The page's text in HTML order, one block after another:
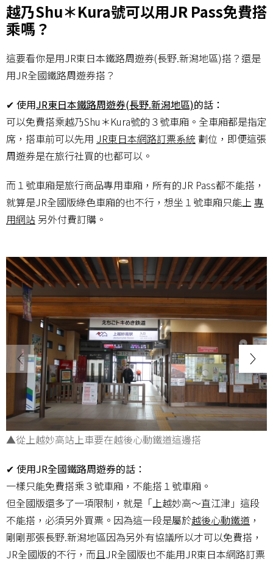
越乃Shu＊Kura號可以用JR Pass免費搭
乘嗎？
這要看你是用JR東日本鐵路周遊券(長野.新潟地區)搭？還是
用JR全國鐵路周遊券搭？
✔ 使用JR東日本鐵路周遊券(長野.新潟地區)的話：
可以免費搭乘越乃Shu＊Kura號的３號車廂。全車廂都是指定
席，搭車前可以先用 JR東日本網路訂票系統劃位，即便這張
周遊券是在旅行社買的也都可以。
而１號車廂是旅行商品專用車廂，所有的JR Pass都不能搭，
就算是JR全國版綠色車廂的也不行，想坐１號車廂只能上專
用網站 另外付費訂購。
▲從上越妙高站上車要在越後心動鐵道這邊搭
✔ 使用JR全國鐵路周遊券的話：
一樣只能免費搭乘３號車廂，不能搭１號車廂。
但全國版還多了一項限制，就是「上越妙高～直江津」這段
不能搭，必須另外買票。因為這一段是屬於越後心動鐵道 ，
剛剛那張長野.新潟地區因為另外有協議所以才可以免費搭，
JR全國版的不行，而且JR全國版也不能用JR東日本網路訂票